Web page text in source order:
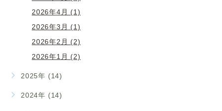
2026年4月 (1)
2026年3月 (1)
2026年2月 (2)
2026年1月 (2)
2025年 (14)
2024年 (14)